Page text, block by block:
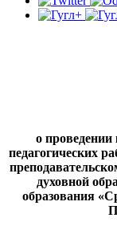
о проведении
педагогических
духовной
образования